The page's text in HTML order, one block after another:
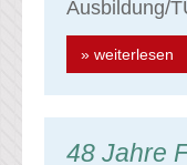
Ausbildung/
» weiterlesen
48 Jahre